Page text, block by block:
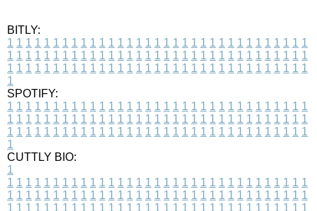
BITLY:
1 1 1 1 1 1 1 1 1 1 1 1 1 1 1 1 1 1 1 1 1 1 1 1 1 1 1 1 1 1 1 1 1
1 1 1 1 1 1 1 1 1 1 1 1 1 1 1 1 1 1 1 1 1 1 1 1 1 1 1 1 1 1 1 1 1
1 1 1 1 1 1 1 1 1 1 1 1 1 1 1 1 1 1 1 1 1 1 1 1 1 1 1 1 1 1 1 1 1
1
SPOTIFY:
1 1 1 1 1 1 1 1 1 1 1 1 1 1 1 1 1 1 1 1 1 1 1 1 1 1 1 1 1 1 1 1 1
1 1 1 1 1 1 1 1 1 1 1 1 1 1 1 1 1 1 1 1 1 1 1 1 1 1 1 1 1 1 1 1 1
1 1 1 1 1 1 1 1 1 1 1 1 1 1 1 1 1 1 1 1 1 1 1 1 1 1 1 1 1 1 1 1 1
1
CUTTLY BIO:
1
1 1 1 1 1 1 1 1 1 1 1 1 1 1 1 1 1 1 1 1 1 1 1 1 1 1 1 1 1 1 1 1 1
1 1 1 1 1 1 1 1 1 1 1 1 1 1 1 1 1 1 1 1 1 1 1 1 1 1 1 1 1 1 1 1 1
1 1 1 1 1 1 1 1 1 1 1 1 1 1 1 1 1 1 1 1 1 1 1 1 1 1 1 1 1 1 1 1 1